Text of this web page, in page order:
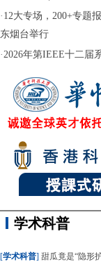
· 12大专场，200+专题
东烟台举行
·2026年第IEEE十二届
学术科普
[学术科普] 甜瓜竟是“隐形